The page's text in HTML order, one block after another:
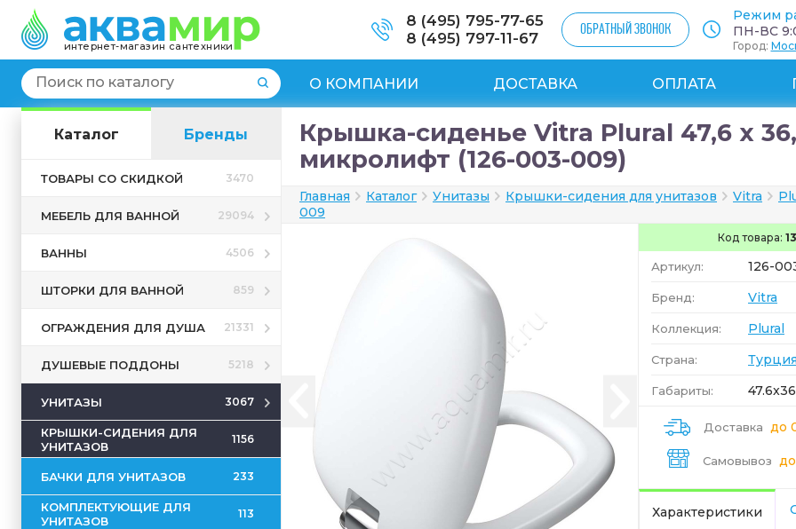
интернет-магазин сантехники
8 (495) 795-77-65
8 (495) 797-11-67
ОБРАТНЫЙ ЗВОНОК
Режим
ПН-ВС
Город:
О КОМПАНИИ ДОСТАВКА ОПЛАТА
Каталог Бренды
ТОВАРЫ СО СКИДКОЙ 3470
МЕБЕЛЬ ДЛЯ ВАННОЙ 29094
ВАННЫ 4506
ШТОРКИ ДЛЯ ВАННОЙ 859
ОГРАЖДЕНИЯ ДЛЯ ДУША 21331
ДУШЕВЫЕ ПОДДОНЫ 5218
УНИТАЗЫ 3067
КРЫШКИ-СИДЕНИЯ ДЛЯ
УНИТАЗОВ
1156
БАЧКИ ДЛЯ УНИТАЗОВ 233
КОМПЛЕКТУЮЩИЕ ДЛЯ
УНИТАЗОВ
113
Крышка-сиденье Vitra Plural 47,6 x
микролифт (126-003-009)
Главная Каталог Унитазы Крышки-сидения для унитазов Vitra
009
Код товара:
Артикул: 126-
Бренд: Vitra
Коллекция: Plural
Страна:
Габариты:
Доставка до
Самовывоз
Характеристики